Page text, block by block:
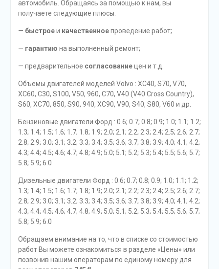
автомобиль. Обращаясь за помощью к нам, вы
получаете следующие плюсы:
— быстроеи качественноепроведение работ;
— гарантию на выполненный ремонт;
— предварительное согласованиецен и т.д.
Объемы двигателей моделей Volvo : XC40, S70, V70,
XC60, C30, S100, V50, 960, C70, V40 (V40 Cross Country),
S60, XC70, 850, S90, 940, XC90, V90, S40, S80, V60 и др.
Бензиновые двигатели Форд : 0.6; 0.7; 0.8; 0.9; 1.0; 1.1; 1.2;
1.3; 1.4; 1.5; 1.6; 1.7; 1.8; 1.9; 2.0; 2.1; 2.2; 2.3; 2.4; 2.5; 2.6; 2.7;
2.8; 2.9; 3.0; 3.1; 3.2; 3.3; 3.4; 3.5; 3.6; 3.7; 3.8; 3.9; 4.0; 4.1; 4.2;
4.3; 4.4; 4.5; 4.6; 4.7; 4.8; 4.9; 5.0; 5.1; 5.2; 5.3; 5.4; 5.5; 5.6; 5.7;
5.8; 5.9; 6.0
Дизельные двигатели Форд : 0.6; 0.7; 0.8; 0.9; 1.0; 1.1; 1.2;
1.3; 1.4; 1.5; 1.6; 1.7; 1.8; 1.9; 2.0; 2.1; 2.2; 2.3; 2.4; 2.5; 2.6; 2.7;
2.8; 2.9; 3.0; 3.1; 3.2; 3.3; 3.4; 3.5; 3.6; 3.7; 3.8; 3.9; 4.0; 4.1; 4.2;
4.3; 4.4; 4.5; 4.6; 4.7; 4.8; 4.9; 5.0; 5.1; 5.2; 5.3; 5.4; 5.5; 5.6; 5.7;
5.8; 5.9; 6.0
Обращаем внимание на то, что в списке со стоимостью
работ Вы можете ознакомиться в разделе «Цены» или
позвонив нашим операторам по единому номеру для